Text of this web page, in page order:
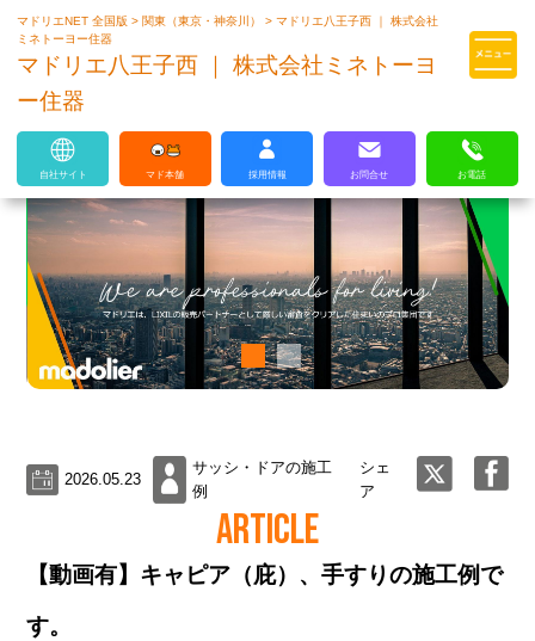
マドリエはLIXILの厳しい基準を
マドリエNET 全国版> 関東（東京・神奈川）>マドリエ八王子西 ｜ 株式会社
ミネトーヨー住器
マドリエ八王子西 ｜ 株式会社ミネトーヨ
ー住器
自社サイト マド本舗 採用情報 お問合せ お電話
2026.05.23
サッシ・ドアの施工
例
シェ
ア
ARTICLE
【動画有】キャピア（庇）、手すりの施工例で
す。